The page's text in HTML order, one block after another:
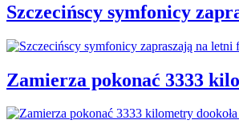
Szczecińscy symfonicy
Zamierza pokonać 3333